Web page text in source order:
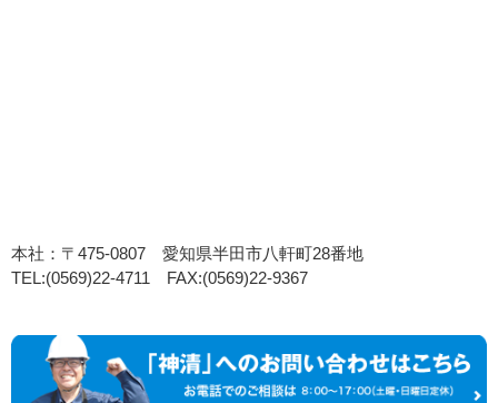
本社：〒475-0807 愛知県半田市八軒町28番地
TEL:(0569)22-4711 FAX:(0569)22-9367